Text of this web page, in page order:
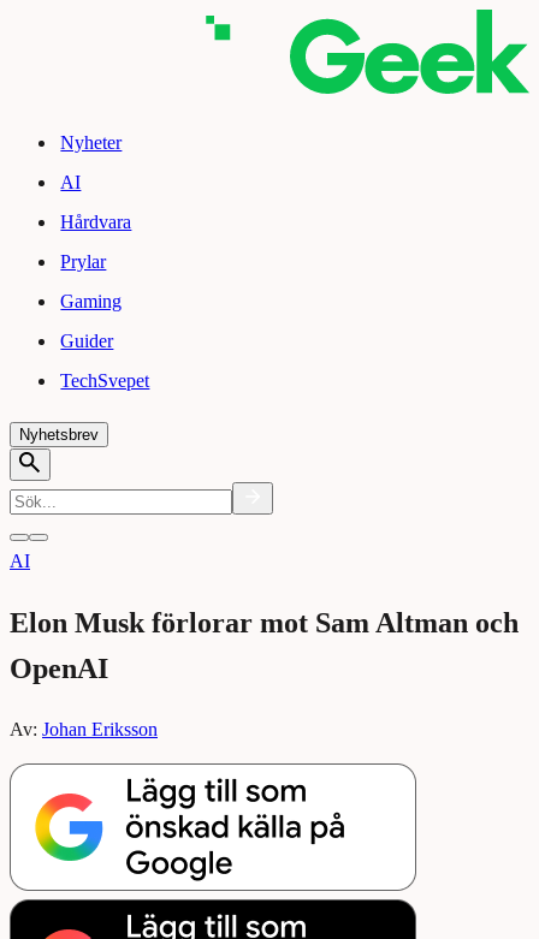
Nyheter
AI
Hårdvara
Prylar
Gaming
Guider
TechSvepet
Nyhetsbrev
AI
Elon Musk förlorar mot Sam Altman och
OpenAI
Av: Johan Eriksson